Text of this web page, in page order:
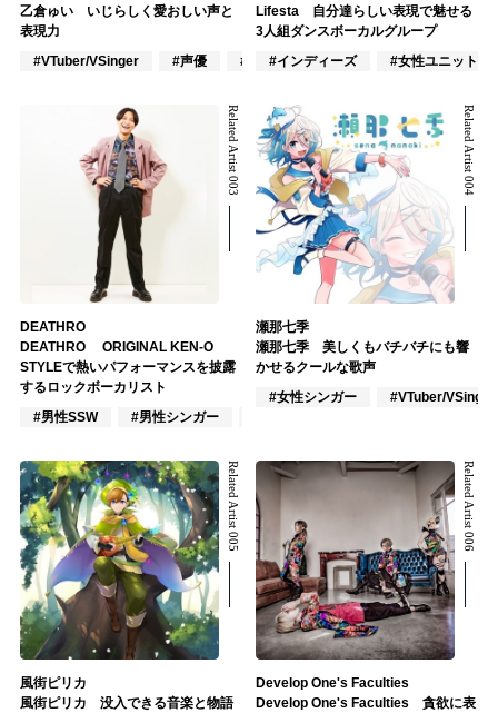
乙倉ゅい いじらしく愛おしい声と
表現力
#VTuber/VSinger
#声優 #アニメ/ゲーム
Lifesta 自分達らしい表現で魅せる
3人組ダンスボーカルグループ
#インディーズ
#女性ユニット
Related Artist 003
DEATHRO
DEATHRO ORIGINAL KEN-O
STYLEで熱いパフォーマンスを披露
するロックボーカリスト
#男性SSW
#男性シンガー
Related Artist 004
瀬那七季
瀬那七季 美しくもバチバチにも響
かせるクールな歌声
#女性シンガー
#VTuber/VSinger
Related Artist 005
風街ピリカ
風街ピリカ 没入できる音楽と物語
Related Artist 006
Develop One's Faculties
Develop One's Faculties 貪欲に表